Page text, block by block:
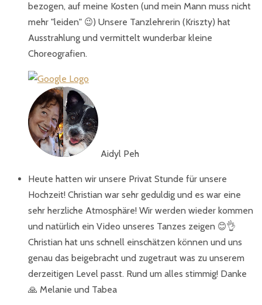
bezogen, auf meine Kosten (und mein Mann muss nicht
mehr "leiden" 😉) Unsere Tanzlehrerin (Kriszty) hat
Ausstrahlung und vermittelt wunderbar kleine
Choreografien.
Aidyl Peh
Heute hatten wir unsere Privat Stunde für unsere
Hochzeit! Christian war sehr geduldig und es war eine
sehr herzliche Atmosphäre! Wir werden wieder kommen
und natürlich ein Video unseres Tanzes zeigen 😊👌
Christian hat uns schnell einschätzen können und uns
genau das beigebracht und zugetraut was zu unserem
derzeitigen Level passt. Rund um alles stimmig! Danke
🙏 Melanie und Tabea